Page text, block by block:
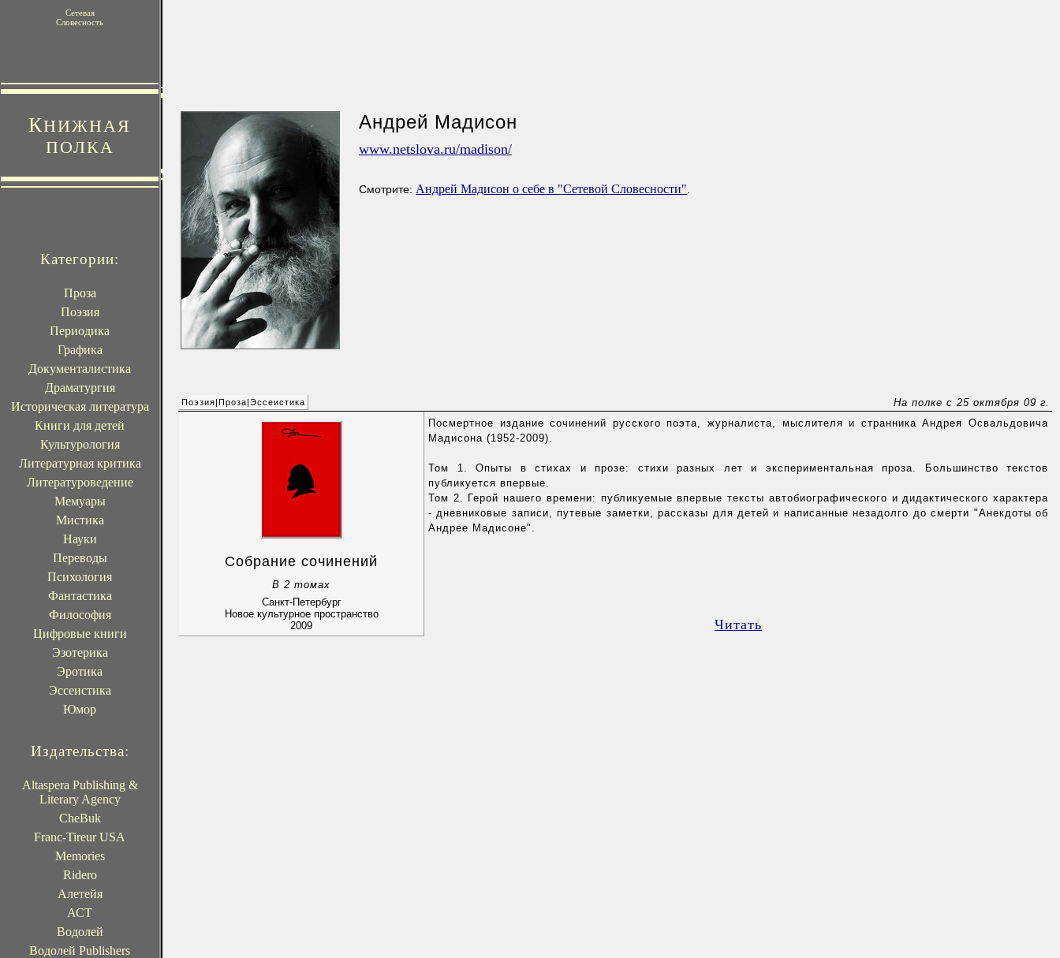
Сетевая
Словесность
КНИЖНАЯ
ПОЛКА
Категории:
Проза
Поэзия
Периодика
Графика
Документалистика
Драматургия
Историческая литература
Книги для детей
Культурология
Литературная критика
Литературоведение
Мемуары
Мистика
Науки
Переводы
Психология
Фантастика
Философия
Цифровые книги
Эзотерика
Эротика
Эссеистика
Юмор
Издательства:
Altaspera Publishing &
Literary Agency
CheBuk
Franc-Tireur USA
Memories
Ridero
Алетейя
АСТ
Водолей
Водолей Publishers
Андрей Мадисон
www.netslova.ru/madison/
Смотрите: Андрей Мадисон о себе в "Сетевой Словесности"
Поэзия|Проза|Эссеистика На полке с 25 октября 09 г.
Собрание сочинений
В 2 томах
Санкт-Петербург
Новое культурное пространство
2009
Посмертное издание сочинений русского поэта, журналиста, мыслителя и странника Андрея Освальдовича
Мадисона (1952-2009).
Том 1. Опыты в стихах и прозе: стихи разных лет и экспериментальная проза. Большинство текстов
публикуется впервые.
Том 2. Герой нашего времени: публикуемые впервые тексты автобиографического и дидактического характера
- дневниковые записи, путевые заметки, рассказы для детей и написанные незадолго до смерти "Анекдоты об
Андрее Мадисоне".
Читать